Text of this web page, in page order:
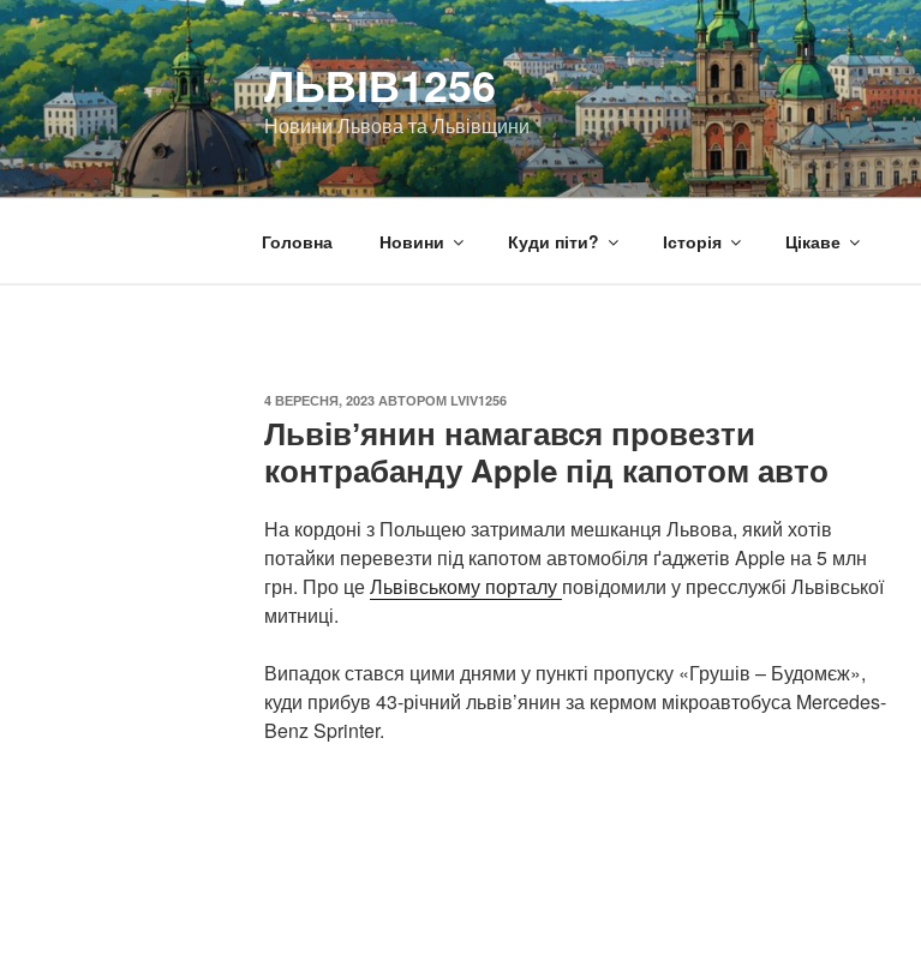
Перейти
до
вмісту
ЛЬВІВ1256
Новини Львова та Львівщини
Головна Новини Куди піти? Історія Цікаве
ОПУБЛІКОВАНО
4 ВЕРЕСНЯ, 2023 АВТОРОМ LVIV1256
Львівʼянин намагався провезти
контрабанду Apple під капотом авто
На кордоні з Польщею затримали мешканця Львова, який хотів
потайки перевезти під капотом автомобіля ґаджетів Apple на 5 млн
грн. Про цеЛьвівському порталу повідомили у пресслужбі Львівської
митниці.
Випадок стався цими днями у пункті пропуску «Грушів – Будомєж»,
куди прибув 43-річний львів’янин за кермом мікроавтобуса Mercedes-
Benz Sprinter.